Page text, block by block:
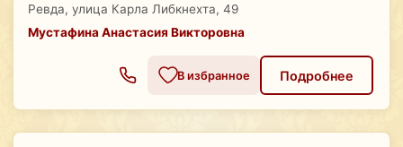
Ревда, улица Карла Либкнехта, 49
Мустафина Анастасия Викторовна
В избранное Подробнее